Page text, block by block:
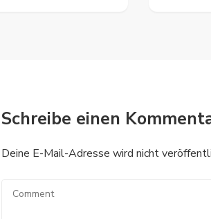
Schreibe einen
Deine E-Mail-Adresse wird nicht